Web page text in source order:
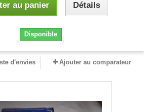
au panier Détails
Disponible
d'envies Ajouter au comparateur